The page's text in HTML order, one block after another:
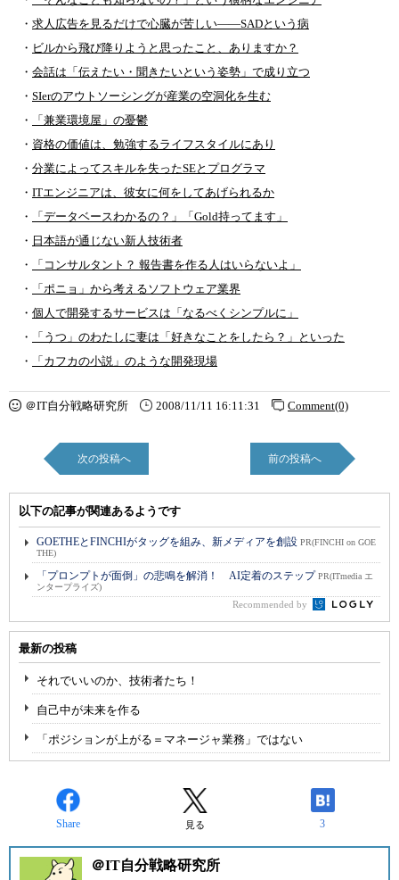
・ 求人広告を見るだけで心臓が苦しい――SADという病
・ ビルから飛び降りようと思ったこと、ありますか？
・ 会話は「伝えたい・聞きたいという姿勢」で成り立つ
・ SIerのアウトソーシングが産業の空洞化を生む
・
「兼業環境屋」の憂鬱
・ 資格の価値は、勉強するライフスタイルにあり
・ 分業によってスキルを失ったSEとプログラマ
・ ITエンジニアは、彼女に何をしてあげられるか
・
「データベースわかるの？」「Gold持ってます」
・ 日本語が通じない新人技術者
・
「コンサルタント？ 報告書を作る人はいらないよ」
・
「ポニョ」から考えるソフトウェア業界
・ 個人で開発するサービスは「なるべくシンプルに」
・
「うつ」のわたしに妻は「好きなことをしたら？」といった
・
「カフカの小説」のような開発現場
＠IT自分戦略研究所 2008/11/11 16:11:31 Comment(0)
次の投稿へ 前の投稿へ
以下の記事が関連あるようです
GOETHEとFINCHIがタッグを組み、新メディアを創設 PR(FINCHI on GOE
THE)
「プロンプトが面倒」の悲鳴を解消！ AI定着のステップPR(ITmedia エ
ンタープライズ)
Recommended by
最新の投稿
それでいいのか、技術者たち！
自己中が未来を作る
「ポジションが上がる＝マネージャ業務」ではない
Share 見る 3
＠IT自分戦略研究所